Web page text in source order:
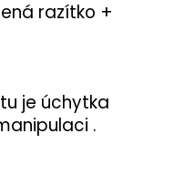
razítko +
je úchytka
.